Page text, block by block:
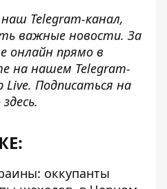
наш Telegram-канал,
важные новости. За
онлайн прямо в
на нашем Telegram-
Live. Подписаться на
здесь.
оккупанты